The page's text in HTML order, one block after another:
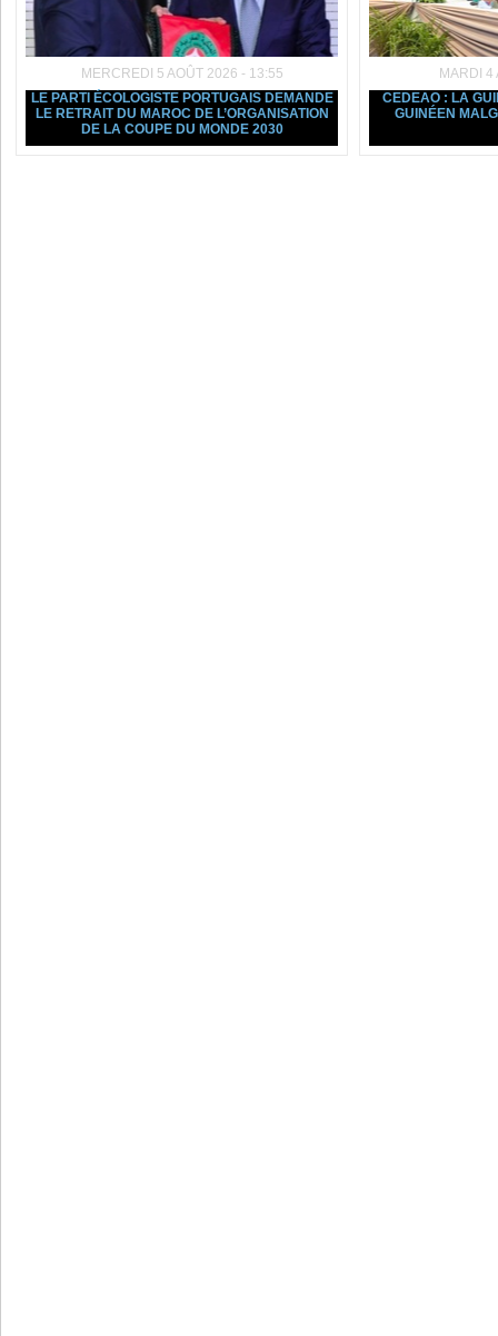
MERCREDI 5 AOÛT 2026 - 13:55
LE PARTI ÉCOLOGISTE PORTUGAIS DEMANDE
LE RETRAIT DU MAROC DE L’ORGANISATION
DE LA COUPE DU MONDE 2030
MARDI
CEDEAO : LA
GUINÉEN